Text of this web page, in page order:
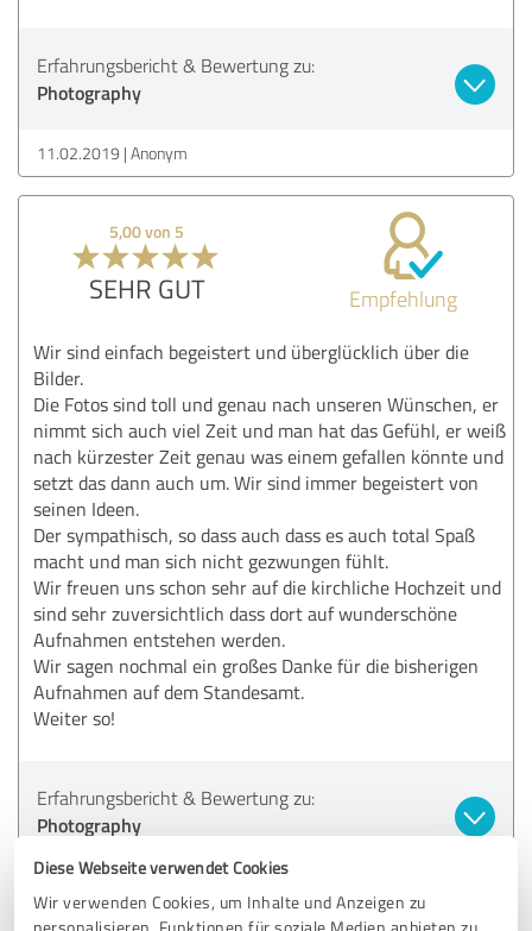
Diese Webseite verwendet Cookies
Wir verwenden Cookies, um Inhalte und Anzeigen zu
Erfahrungsbericht & Bewertung zu:
Photography
11.02.2019 Anonym
5,00 von 5
SEHR GUT Empfehlung
Wir sind einfach begeistert und überglücklich über die
Bilder.
Die Fotos sind toll und genau nach unseren Wünschen, er
nimmt sich auch viel Zeit und man hat das Gefühl, er weiß
nach kürzester Zeit genau was einem gefallen könnte und
setzt das dann auch um. Wir sind immer begeistert von
seinen Ideen.
Der sympathisch, so dass auch dass es auch total Spaß
macht und man sich nicht gezwungen fühlt.
Wir freuen uns schon sehr auf die kirchliche Hochzeit und
sind sehr zuversichtlich dass dort auf wunderschöne
Aufnahmen entstehen werden.
Wir sagen nochmal ein großes Danke für die bisherigen
Aufnahmen auf dem Standesamt.
Weiter so!
Erfahrungsbericht & Bewertung zu:
Photography